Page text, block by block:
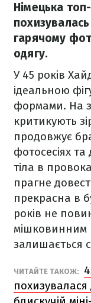
Німецька
гарячому
одягу.
У 45 років
ідеальною
формами. На
критикують
продовжує
фотосесіях
тіла в
прагне
прекрасна в
років не
мішковинним
залишається
ЧИТАЙТЕ ТАКОЖ: